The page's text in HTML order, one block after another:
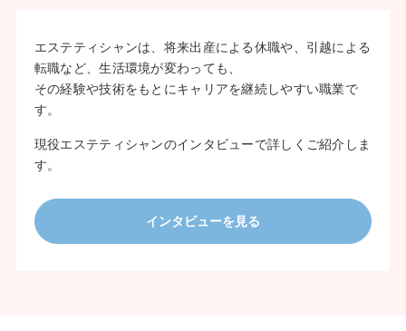
エステティシャンは、将来出産による休職や、引越による
転職など、生活環境が変わっても、
その経験や技術をもとにキャリアを継続しやすい職業で
す。
現役エステティシャンのインタビューで詳しくご紹介しま
す。
インタビューを見る